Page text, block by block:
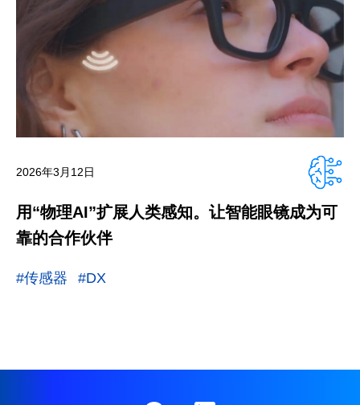
2026年3月12日
用“物理AI”扩展人类感知。让智能眼镜成为可
靠的合作伙伴
#传感器 #DX